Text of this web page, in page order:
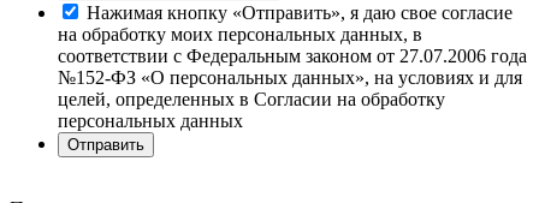
Нажимая кнопку «Отправить», я даю свое согласие
на обработку моих персональных данных, в
соответствии с Федеральным законом от 27.07.2006 года
№152-ФЗ «О персональных данных», на условиях и для
целей, определенных в Согласии на обработку
персональных данных